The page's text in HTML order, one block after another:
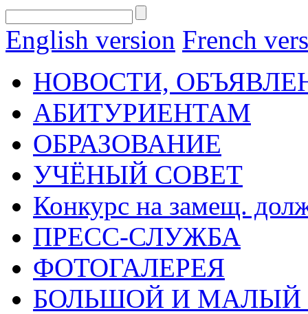
English version French
НОВОСТИ,
АБИТУРИЕНТАМ
ОБРАЗОВАНИЕ
УЧЁНЫЙ СОВЕТ
Конкурс на замещ.
ПРЕСС-СЛУЖБА
ФОТОГАЛЕРЕЯ
БОЛЬШОЙ И МАЛЫЙ